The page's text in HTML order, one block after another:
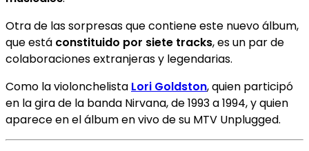
Otra de las sorpresas que contiene este nuevo álbum,
que está constituido por siete tracks, es un par de
colaboraciones extranjeras y legendarias.
Como la violonchelista Lori Goldston, quien participó
en la gira de la banda Nirvana, de 1993 a 1994, y quien
aparece en el álbum en vivo de su MTV Unplugged.